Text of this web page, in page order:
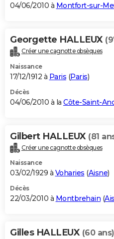
04/06/2010 à Montfort-sur-
Georgette HALLEUX
Créer une cagnotte obsèques
Naissance
17/12/1912 à Paris (Paris)
Décès
04/06/2010 à la Côte-Saint-
Gilbert HALLEUX (81
Créer une cagnotte obsèques
Naissance
03/02/1929 à Voharies (Aisne)
Décès
22/03/2010 à Montbrehain (
Gilles HALLEUX (60 ans)